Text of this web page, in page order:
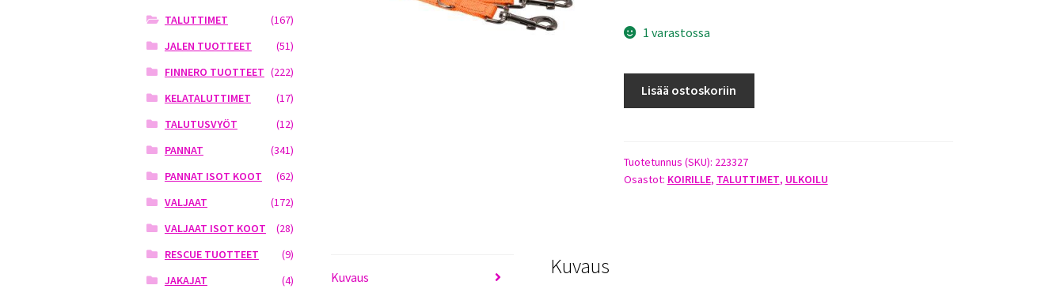
1 varastossa
X
200CM
Lisää ostoskoriin
Tuotetunnus (SKU): 223327
Osastot: KOIRILLE, TALUTTIMET, ULKOILU
Kuvaus Kuvaus
TALUTTIMET
(167)
JALEN TUOTTEET
(51)
FINNERO TUOTTEET (222)
KELATALUTTIMET
(17)
TALUTUSVYÖT
(12)
PANNAT
(341)
PANNAT ISOT KOOT
(62)
VALJAAT
(172)
VALJAAT ISOT KOOT
(28)
RESCUE TUOTTEET
(9)
JAKAJAT
(4)